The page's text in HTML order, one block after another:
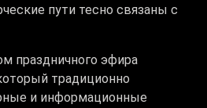
пути тесно связаны с
праздничного эфира
традиционно
и информационные